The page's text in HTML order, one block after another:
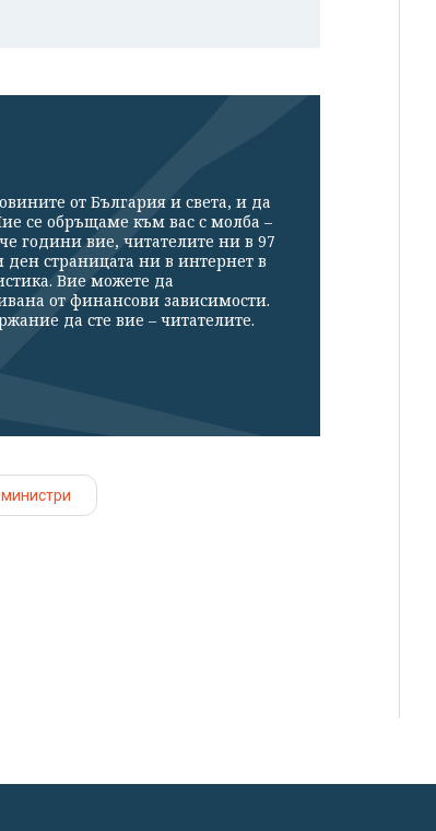
от България и света, и да
се обръщаме към вас с молба –
години вие, читателите ни в 97
ден страницата ни в интернет в
Вие можете да
от финансови зависимости.
да сте вие – читателите.